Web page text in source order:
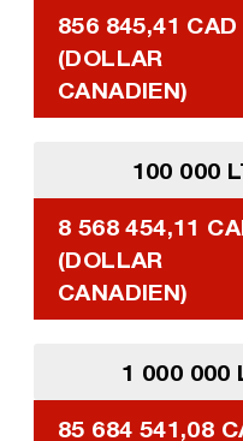
856 845,41 CAD
(DOLLAR
CANADIEN)
100 000
8 568 454,11
(DOLLAR
CANADIEN)
1 000 000
85 684 541,08